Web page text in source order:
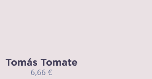
Tomás Tomate
6,66 €